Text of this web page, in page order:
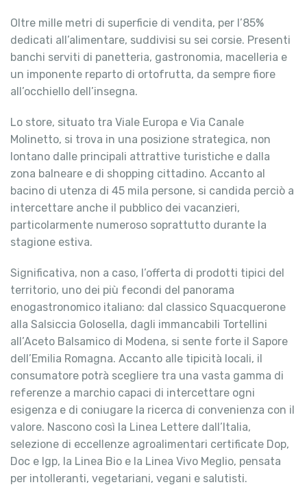
Oltre mille metri di superficie di vendita, per l’85%
dedicati all’alimentare, suddivisi su sei corsie. Presenti
banchi serviti di panetteria, gastronomia, macelleria e
un imponente reparto di ortofrutta, da sempre fiore
all’occhiello dell’insegna.
Lo store, situato tra Viale Europa e Via Canale
Molinetto, si trova in una posizione strategica, non
lontano dalle principali attrattive turistiche e dalla
zona balneare e di shopping cittadino. Accanto al
bacino di utenza di 45 mila persone, si candida perciò a
intercettare anche il pubblico dei vacanzieri,
particolarmente numeroso soprattutto durante la
stagione estiva.
Significativa, non a caso, l’offerta di prodotti tipici del
territorio, uno dei più fecondi del panorama
enogastronomico italiano: dal classico Squacquerone
alla Salsiccia Golosella, dagli immancabili Tortellini
all’Aceto Balsamico di Modena, si sente forte il Sapore
dell’Emilia Romagna. Accanto alle tipicità locali, il
consumatore potrà scegliere tra una vasta gamma di
referenze a marchio capaci di intercettare ogni
esigenza e di coniugare la ricerca di convenienza con il
valore. Nascono così la Linea Lettere dall’Italia,
selezione di eccellenze agroalimentari certificate Dop,
Doc e Igp, la Linea Bio e la Linea Vivo Meglio, pensata
per intolleranti, vegetariani, vegani e salutisti.